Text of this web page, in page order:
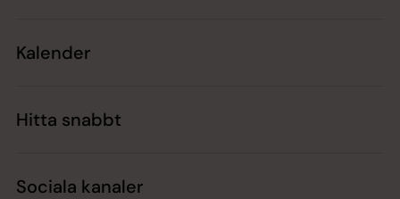
Kalender
Hitta snabbt
Sociala kanaler